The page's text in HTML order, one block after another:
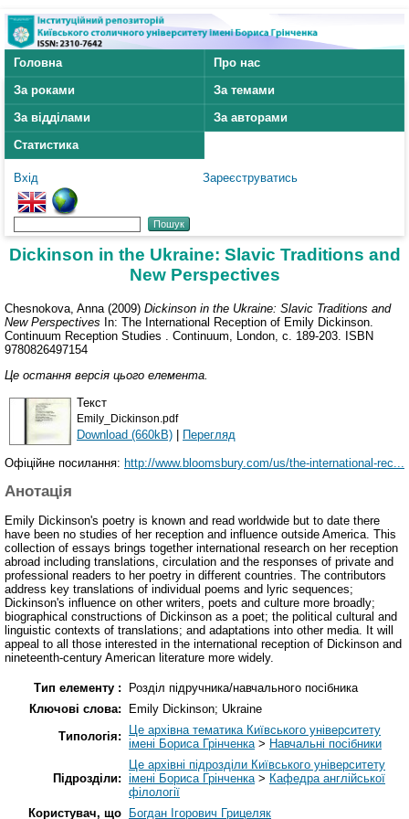
Головна
Про нас
За роками
За темами
За відділами
За авторами
Статистика
Вхід Зареєструватись
Dickinson in the Ukraine: Slavic Traditions and
New Perspectives
Chesnokova, Anna (2009) Dickinson in the Ukraine: Slavic Traditions and
New Perspectives In: The International Reception of Emily Dickinson.
Continuum Reception Studies . Continuum, London, с. 189-203. ISBN
9780826497154
Це остання версія цього елемента.
Текст
Emily_Dickinson.pdf
Download (660kB) Перегляд
Офіційне посилання: http://www.bloomsbury.com/us/the-international-rec...
Анотація
Emily Dickinson's poetry is known and read worldwide but to date there
have been no studies of her reception and influence outside America. This
collection of essays brings together international research on her reception
abroad including translations, circulation and the responses of private and
professional readers to her poetry in different countries. The contributors
address key translations of individual poems and lyric sequences;
Dickinson's influence on other writers, poets and culture more broadly;
biographical constructions of Dickinson as a poet; the political cultural and
linguistic contexts of translations; and adaptations into other media. It will
appeal to all those interested in the international reception of Dickinson and
nineteenth-century American literature more widely.
Тип елементу :
Розділ підручника/навчального посібника
Ключові слова:
Emily Dickinson; Ukraine
Типологія:
Це архівна тематика Київського університету
імені Бориса Грінченка > Навчальні посібники
Підрозділи:
Це архівні підрозділи Київського університету
імені Бориса Грінченка > Кафедра англійської
філології
Користувач, що
Богдан Ігорович Грицеляк